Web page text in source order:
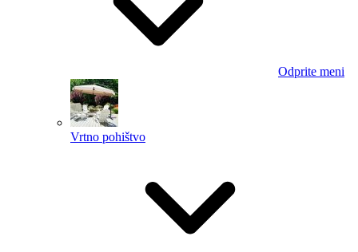
Odprite meni
Vrtno pohištvo